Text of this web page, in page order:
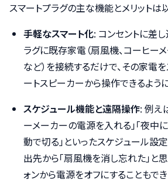
スマートプラグの主な機能とメリットは
手軽なスマート化: コンセントに差
ラグに既存家電（扇風機、コーヒー
など）を接続するだけで、その家電
ートスピーカーから操作できるよう
スケジュール機能と遠隔操作: 例え
ーメーカーの電源を入れる」「夜中
動で切る」といったスケジュール設
出先から「扇風機を消し忘れた」と
ォンから電源をオフにすることもで